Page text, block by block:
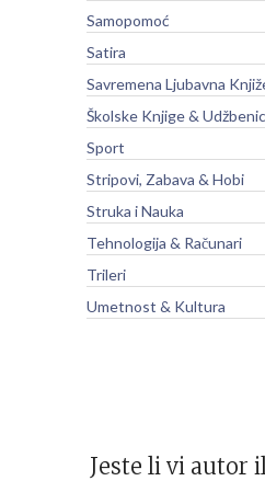
Samopomoć
Satira
Savremena Ljubavna
Školske Knjige &
Sport
Stripovi, Zabava & Hobi
Struka i Nauka
Tehnologija & Računari
Trileri
Umetnost & Kultura
Jeste li vi autor